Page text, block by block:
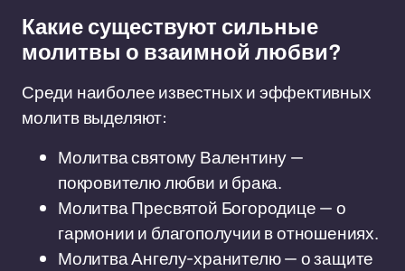
Какие существуют сильные
молитвы о взаимной любви?
Среди наиболее известных и эффективных
молитв выделяют:
Молитва святому Валентину —
покровителю любви и брака.
Молитва Пресвятой Богородице — о
гармонии и благополучии в отношениях.
Молитва Ангелу-хранителю — о защите